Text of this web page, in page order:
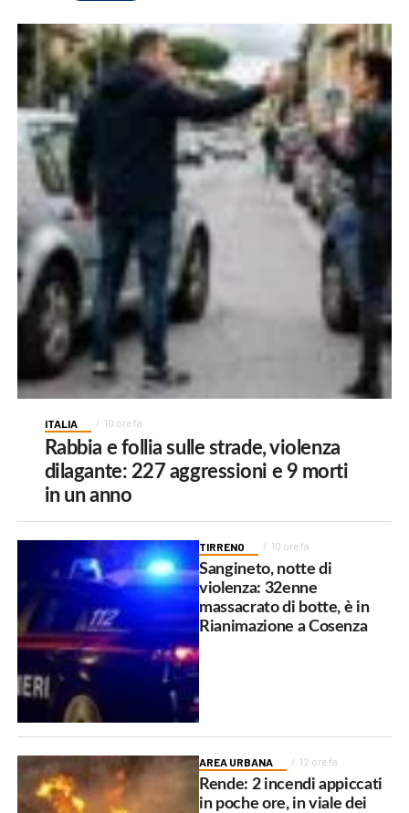
ITALIA 10 ore fa
Rabbia e follia sulle strade, violenza
dilagante: 227 aggressioni e 9 morti
in un anno
TIRRENO 10 ore fa
Sangineto, notte di
violenza: 32enne
massacrato di botte, è in
Rianimazione a Cosenza
AREA URBANA 12 ore fa
Rende: 2 incendi appiccati
in poche ore, in viale dei